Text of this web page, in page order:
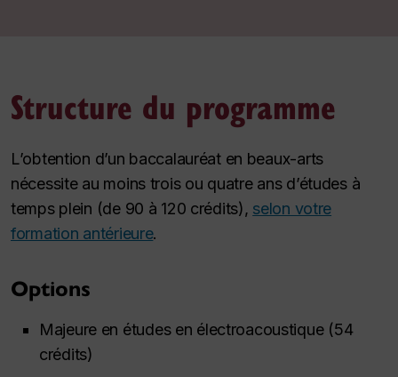
Structure du programme
L’obtention d’un baccalauréat en beaux-arts
nécessite au moins trois ou quatre ans d’études à
temps plein (de 90 à 120 crédits), selon votre
formation antérieure.
Options
Majeure en études en électroacoustique (54
crédits)